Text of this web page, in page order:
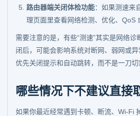
路由器端关闭体检功能：如果测速来
理页面里查看网络检测、优化、QoS
需要注意的是，有些“测速”其实是网络诊
闭后，可能会影响系统对断网、弱网或
优先关闭提示和自动跳转，而不是一刀切
哪些情况下不建议直接
如果你最近经常遇到卡顿、断流、Wi-Fi